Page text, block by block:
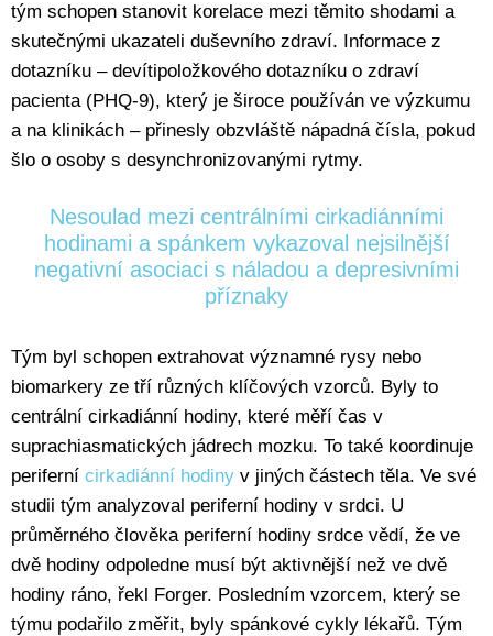
tým schopen stanovit korelace mezi těmito shodami a
skutečnými ukazateli duševního zdraví. Informace z
dotazníku – devítipoložkového dotazníku o zdraví
pacienta (PHQ-9), který je široce používán ve výzkumu
a na klinikách – přinesly obzvláště nápadná čísla, pokud
šlo o osoby s desynchronizovanými rytmy.
Nesoulad mezi centrálními cirkadiánními
hodinami a spánkem vykazoval nejsilnější
negativní asociaci s náladou a depresivními
příznaky
Tým byl schopen extrahovat významné rysy nebo
biomarkery ze tří různých klíčových vzorců. Byly to
centrální cirkadiánní hodiny, které měří čas v
suprachiasmatických jádrech mozku. To také koordinuje
periferní cirkadiánní hodiny v jiných částech těla. Ve své
studii tým analyzoval periferní hodiny v srdci. U
průměrného člověka periferní hodiny srdce vědí, že ve
dvě hodiny odpoledne musí být aktivnější než ve dvě
hodiny ráno, řekl Forger. Posledním vzorcem, který se
týmu podařilo změřit, byly spánkové cykly lékařů. Tým